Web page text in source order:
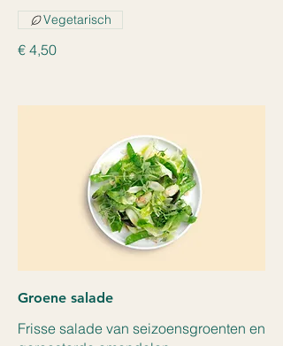
€ 4,50
Vegetarisch
Groene salade
Frisse salade van seizoensgroenten en